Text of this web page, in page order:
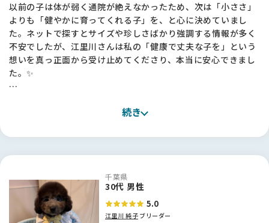
ChatGPTに相談し、大手サイトものぞいてみたのですが、サ
イトを見てすぐにBreederFamiliesさんで探そうと思いまし
た。掲載基準もきちんと公開されていて、「ここなら信頼でき
る」と思えました🌸
本当に、いいブリーダーさんにつないで頂いたなと、心から感
以前の子は体が弱く通院が絶えなかったため、次は「小ささ」
よりも「健やかに育ってくれる子」を、と心に決めていまし
た。ネットで探すとサイズや珍しさばかり強調する情報が多く
不安でしたが、江里川さんは私の「健康で丈夫な子を」という
想いを真っ正面から受け止めてくださり、本当に安心できまし
た。✨
て元気いっぱい！抱っこしたときの温かい重みを感じるたび
え後も里帰りをさせていただくなど、今でも繋がっていられる
のがとても心強いです。🐶
【BreederFamiliesへ】
今回お世話になったBreederFamiliesさんは、他のサイトとは
違う「誠実さ」を感じました。派手な宣伝ではなく、ブリーダ
ーさんの想いや飼育環境といった「正しい情報」を丁寧に発信
続き
千葉県
30代 男性
5.0
江里川 純子 ブリーダー